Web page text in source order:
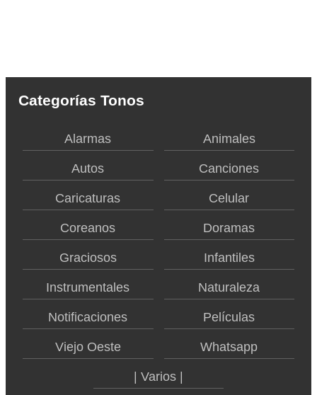
Categorías Tonos
Alarmas Animales
Autos Canciones
Caricaturas Celular
Coreanos Doramas
Graciosos Infantiles
Instrumentales Naturaleza
Notificaciones Películas
Viejo Oeste Whatsapp
| Varios |